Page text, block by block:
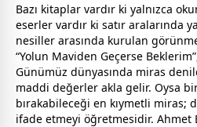
Bazı kitaplar vardır ki yalnızca
eserler vardır ki satır aralarında
nesiller arasında kurulan
“Yolun Maviden Geçerse
Günümüz dünyasında miras
maddi değerler akla gelir. Oysa
bırakabileceği en kıymetli miras;
ifade etmeyi öğretmesidir. Ahmet